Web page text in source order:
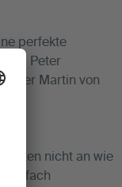
perfekte
Dr. Peter
Martin von
nicht an wie